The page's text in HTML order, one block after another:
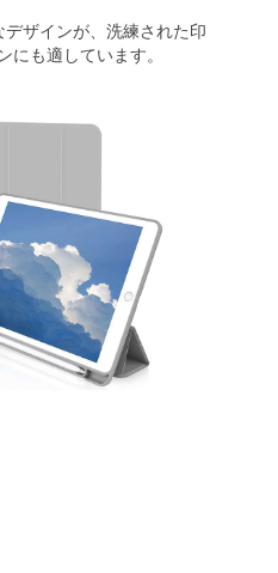
ザインが、洗練された印
にも適しています。